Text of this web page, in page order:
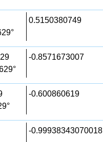
0.5150380749
-0.8571673007
-0.600860619
-0.99938343070018